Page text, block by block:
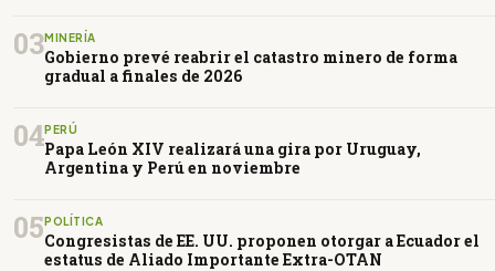
03MINERÍA
Gobierno prevé reabrir el catastro minero de forma
gradual a finales de 2026
04PERÚ
Papa León XIV realizará una gira por Uruguay,
Argentina y Perú en noviembre
05POLÍTICA
Congresistas de EE. UU. proponen otorgar a Ecuador el
estatus de Aliado Importante Extra-OTAN